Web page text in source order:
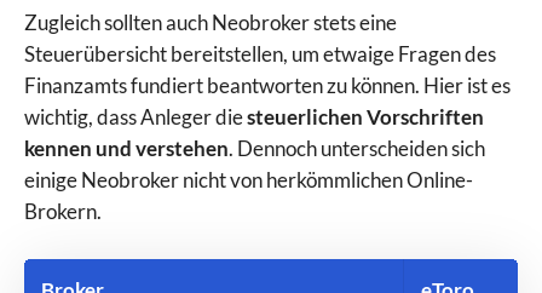
Zugleich sollten auch Neobroker stets eine
Steuerübersicht bereitstellen, um etwaige Fragen des
Finanzamts fundiert beantworten zu können. Hier ist es
wichtig, dass Anleger diesteuerlichen Vorschriften
kennen und verstehen. Dennoch unterscheiden sich
einige Neobroker nicht von herkömmlichen Online-
Brokern.